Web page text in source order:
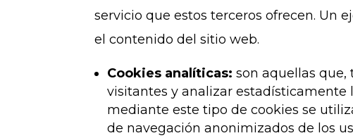
servicio que estos terceros ofrecen. Un
el contenido del sitio web.
Cookies analíticas:son aquellas que,
visitantes y analizar estadísticamente
mediante este tipo de cookies se
de navegación anonimizados de los